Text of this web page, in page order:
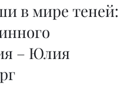
в мире теней:
– Юлия